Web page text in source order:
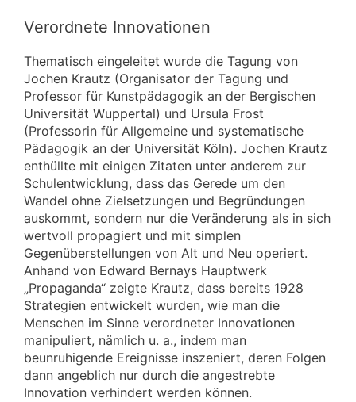
Verordnete Innovationen
Thematisch eingeleitet wurde die Tagung von
Jochen Krautz (Organisator der Tagung und
Professor für Kunstpädagogik an der Bergischen
Universität Wuppertal) und Ursula Frost
(Professorin für Allgemeine und systematische
Pädagogik an der Universität Köln). Jochen Krautz
enthüllte mit einigen Zitaten unter anderem zur
Schulentwicklung, dass das Gerede um den
Wandel ohne Zielsetzungen und Begründungen
auskommt, sondern nur die Veränderung als in sich
wertvoll propagiert und mit simplen
Gegenüberstellungen von Alt und Neu operiert.
Anhand von Edward Bernays Hauptwerk
„Propaganda“ zeigte Krautz, dass bereits 1928
Strategien entwickelt wurden, wie man die
Menschen im Sinne verordneter Innovationen
manipuliert, nämlich u. a., indem man
beunruhigende Ereignisse inszeniert, deren Folgen
dann angeblich nur durch die angestrebte
Innovation verhindert werden können.